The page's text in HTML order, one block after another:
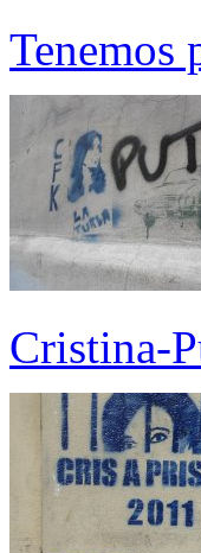
Tenemos
Cristina-